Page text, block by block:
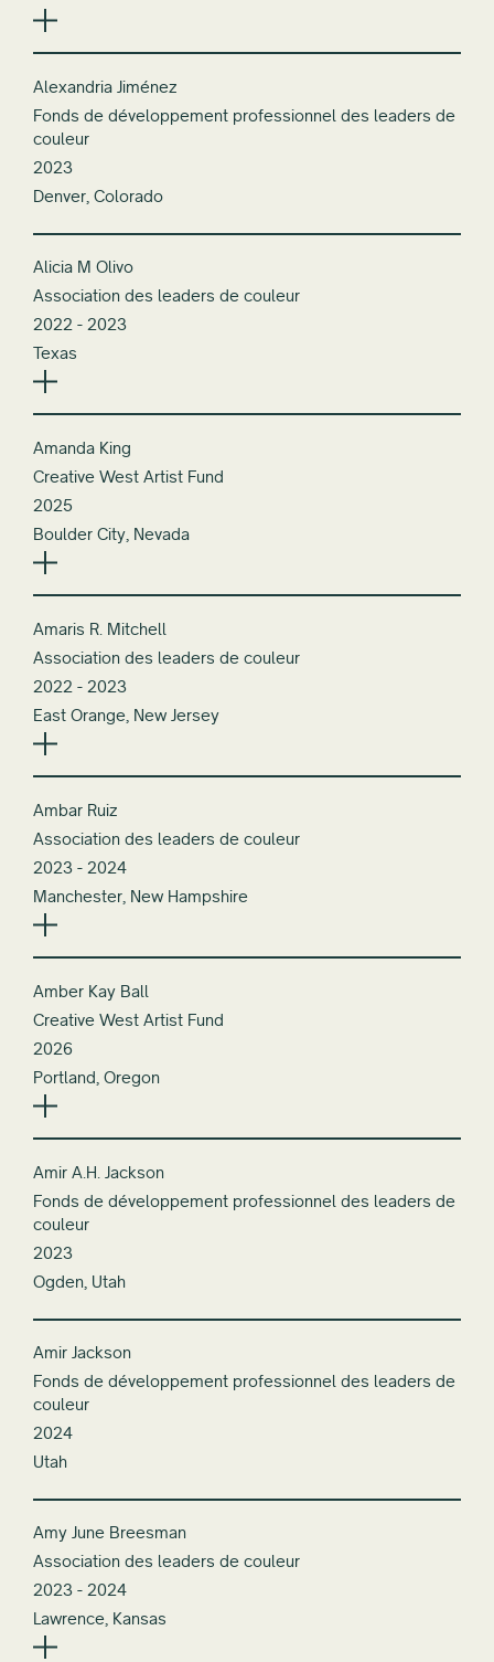
Alexandria Jiménez
Fonds de développement professionnel des leaders de
couleur
2023
Denver, Colorado
Alicia M Olivo
Association des leaders de couleur
2022 - 2023
Texas
Amanda King
Creative West Artist Fund
2025
Boulder City, Nevada
Amaris R. Mitchell
Association des leaders de couleur
2022 - 2023
East Orange, New Jersey
Ambar Ruiz
Association des leaders de couleur
2023 - 2024
Manchester, New Hampshire
Amber Kay Ball
Creative West Artist Fund
2026
Portland, Oregon
Amir A.H. Jackson
Fonds de développement professionnel des leaders de
couleur
2023
Ogden, Utah
Amir Jackson
Fonds de développement professionnel des leaders de
couleur
2024
Utah
Amy June Breesman
Association des leaders de couleur
2023 - 2024
Lawrence, Kansas